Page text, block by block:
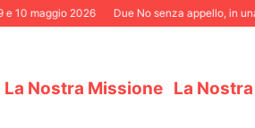
maggio 2026 Due No senza appello, in una
La Nostra Missione La